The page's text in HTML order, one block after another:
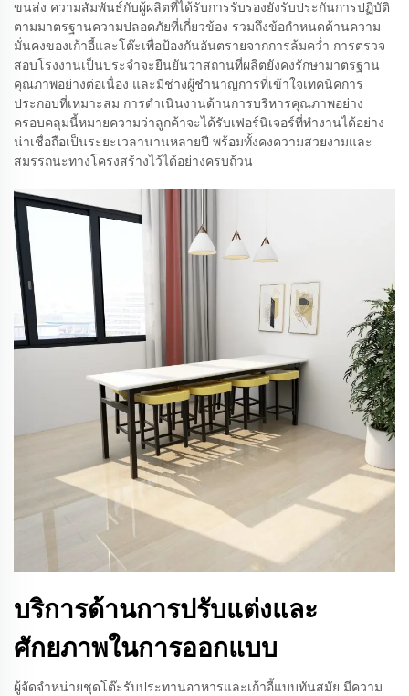
ขนส่ง ความสัมพันธ์กับผู้ผลิตที่ได้รับการรับรองยังรับประกันการปฏิบัติ
ตามมาตรฐานความปลอดภัยที่เกี่ยวข้อง รวมถึงข้อกำหนดด้านความ
มั่นคงของเก้าอี้และโต๊ะเพื่อป้องกันอันตรายจากการล้มคว่ำ การตรวจ
สอบโรงงานเป็นประจำจะยืนยันว่าสถานที่ผลิตยังคงรักษามาตรฐาน
คุณภาพอย่างต่อเนื่อง และมีช่างผู้ชำนาญการที่เข้าใจเทคนิคการ
ประกอบที่เหมาะสม การดำเนินงานด้านการบริหารคุณภาพอย่าง
ครอบคลุมนี้หมายความว่าลูกค้าจะได้รับเฟอร์นิเจอร์ที่ทำงานได้อย่าง
น่าเชื่อถือเป็นระยะเวลานานหลายปี พร้อมทั้งคงความสวยงามและ
สมรรถนะทางโครงสร้างไว้ได้อย่างครบถ้วน
บริการด้านการปรับแต่งและ
ศักยภาพในการออกแบบ
ผู้จัดจำหน่ายชุดโต๊ะรับประทานอาหารและเก้าอี้แบบทันสมัย มีความ